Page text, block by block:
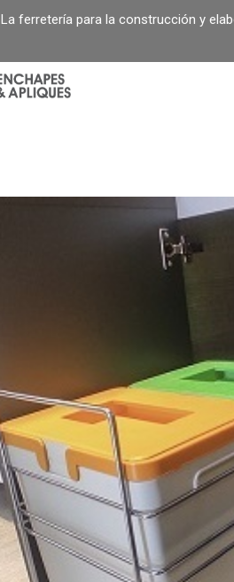
La ferretería para la construcción y